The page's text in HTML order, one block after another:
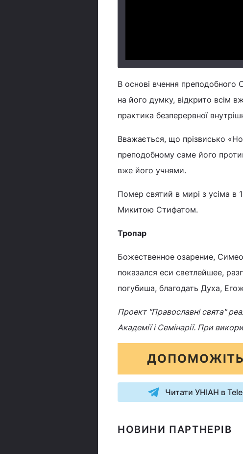
В основі вчення преподобного
на його думку, відкрито всім
практика безперервної
Вважається, що прізвисько
преподобному саме його
вже його учнями.
Помер святий в мирі з усіма в
Микитою Стифатом.
Тропар
Божественное озарение,
показался еси светлейшее,
погубиша, благодать Духа,
Проект "Православні свята"
Академії і Семінарії. При
Читати УНІАН в
НОВИНИ ПАРТНЕРІВ